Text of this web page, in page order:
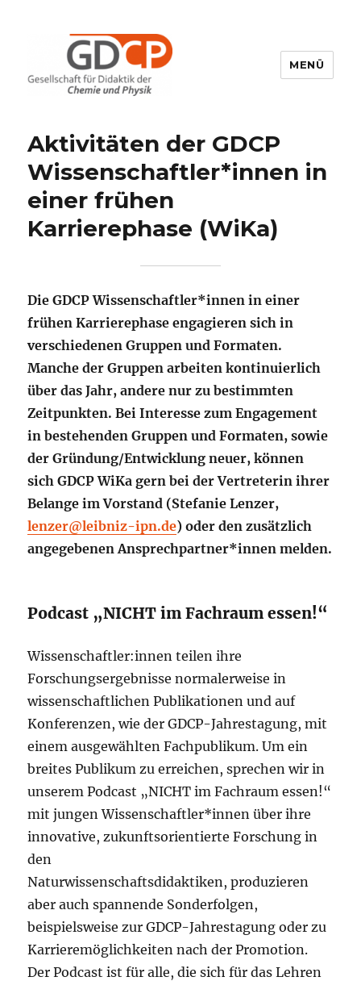
MENÜ
Aktivitäten der GDCP
Wissenschaftler*innen in
einer frühen
Karrierephase (WiKa)
Die GDCP Wissenschaftler*innen in einer
frühen Karrierephase engagieren sich in
verschiedenen Gruppen und Formaten.
Manche der Gruppen arbeiten kontinuierlich
über das Jahr, andere nur zu bestimmten
Zeitpunkten. Bei Interesse zum Engagement
in bestehenden Gruppen und Formaten, sowie
der Gründung/Entwicklung neuer, können
sich GDCP WiKa gern bei der Vertreterin ihrer
Belange im Vorstand (Stefanie Lenzer,
lenzer@leibniz-ipn.de) oder den zusätzlich
angegebenen Ansprechpartner*innen melden.
Podcast „NICHT im Fachraum essen!“
Wissenschaftler:innen teilen ihre
Forschungsergebnisse normalerweise in
wissenschaftlichen Publikationen und auf
Konferenzen, wie der GDCP-Jahrestagung, mit
einem ausgewählten Fachpublikum. Um ein
breites Publikum zu erreichen, sprechen wir in
unserem Podcast „NICHT im Fachraum essen!“
mit jungen Wissenschaftler*innen über ihre
innovative, zukunftsorientierte Forschung in
den
Naturwissenschaftsdidaktiken, produzieren
aber auch spannende Sonderfolgen,
beispielsweise zur GDCP-Jahrestagung oder zu
Karrieremöglichkeiten nach der Promotion.
Der Podcast ist für alle, die sich für das Lehren